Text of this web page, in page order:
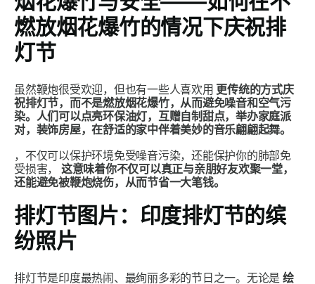
燃放烟花爆竹的情况下庆祝排
灯节
虽然鞭炮很受欢迎，但也有一些人喜欢用 更传统的方式庆
祝排灯节，而不是燃放烟花爆竹，从而避免噪音和空气污
染。人们可以点亮环保油灯，互赠自制甜点，举办家庭派
对，装饰房屋，在舒适的家中伴着美妙的音乐翩翩起舞。
，不仅可以保护环境免受噪音污染，还能保护你的肺部免
受损害， 这意味着你不仅可以真正与亲朋好友欢聚一堂，
还能避免被鞭炮烧伤，从而节省一大笔钱。
排灯节图片：印度排灯节的缤
纷照片
排灯节是印度最热闹、最绚丽多彩的节日之一。无论是 绘